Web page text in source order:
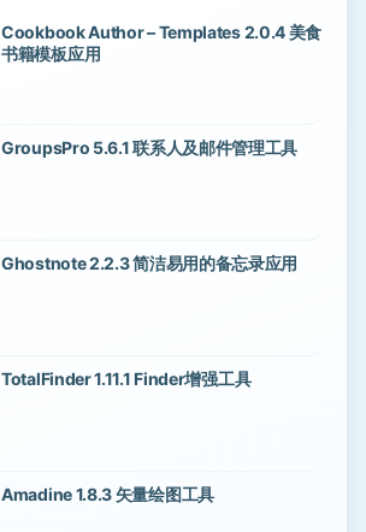
Cookbook Author – Templates 2.0.4 美食
书籍模板应用
GroupsPro 5.6.1 联系人及邮件管理工具
Ghostnote 2.2.3 简洁易用的备忘录应用
TotalFinder 1.11.1 Finder增强工具
Amadine 1.8.3 矢量绘图工具